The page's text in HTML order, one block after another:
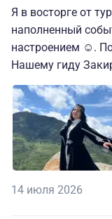
Я в восторге от
наполненный
настроением ☺️.
Нашему гиду
благодарность.
подходил ко всем
чувствовалось
весело, душевно,
14 июля 2026